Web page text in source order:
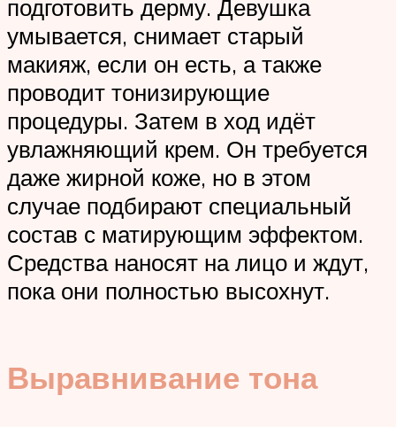
подготовить дерму. Девушка
умывается, снимает старый
макияж, если он есть, а также
проводит тонизирующие
процедуры. Затем в ход идёт
увлажняющий крем. Он требуется
даже жирной коже, но в этом
случае подбирают специальный
состав с матирующим эффектом.
Средства наносят на лицо и ждут,
пока они полностью высохнут.
Выравнивание тона